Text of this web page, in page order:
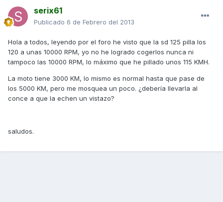
serix61
Publicado 6 de Febrero del 2013
Hola a todos, leyendo por el foro he visto que la sd 125 pilla los
120 a unas 10000 RPM, yo no he logrado cogerlos nunca ni
tampoco las 10000 RPM, lo máximo que he pillado unos 115 KMH.
La moto tiene 3000 KM, lo mismo es normal hasta que pase de
los 5000 KM, pero me mosquea un poco. ¿debería llevarla al
conce a que la echen un vistazo?
saludos.